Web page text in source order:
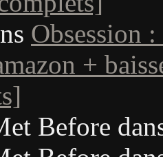
Obsession
+
Before